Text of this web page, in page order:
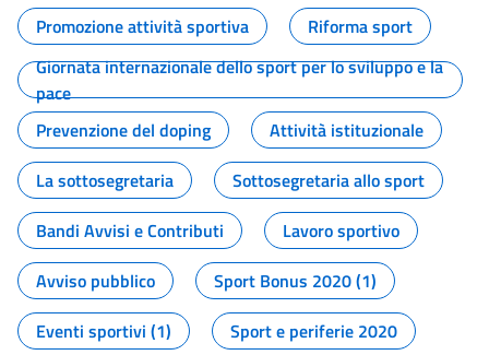
Promozione attività sportiva
Riforma sport
Giornata internazionale dello sport per lo sviluppo e la
pace
Prevenzione del doping
Attività istituzionale
La sottosegretaria
Sottosegretaria allo sport
Bandi Avvisi e Contributi
Lavoro sportivo
Avviso pubblico
Sport Bonus 2020 (1)
Eventi sportivi (1)
Sport e periferie 2020